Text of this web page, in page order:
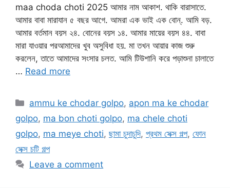
maa choda choti 2025 আমার নাম আকাশ. থাকি বারাসাতে.
আমার বাবা মারাযান ৫ বছর আগে. আমরা এক ভাই এক বোন্. আমি বড়.
আমার বর্তমান বয়স ২৪. বোনের বয়স ১৪. আমার মায়ের বয়স ৪৪. বাবা
মারা যাওয়ার পরআমাদের খুব অসুবিধা হয়. মা তখন আয়ার কাজ শুরু
করলেন, তাতে আমাদের সংসার চলত. আমি টিউশানি করে পড়াশুনা চালাতে
… Read more
Categories
ammu ke chodar golpo, apon ma ke chodar
golpo, ma bon choti golpo, ma chele choti
golpo, ma meye choti, ছামা চুদাচুদি, প্রথম সেক্স গল্প, ফোন
সেক্স চটি গল্প
Leave a comment